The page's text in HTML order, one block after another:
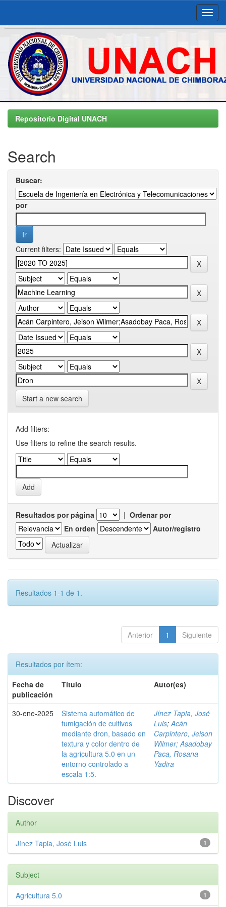
Skip
navigationRepositorio Digital UNACH
Search
Buscar:
por
Current filters:
Start a new search
Add filters:
Use filters to refine the search results.
Resultados por página | Ordenar por
En orden
Autor/registro
Resultados 1-1 de 1.
Anterior 1 Siguiente
Resultados por ítem:
Fecha de
publicación
Título Autor(es)
30-ene-2025
Sistema automático de
fumigación de cultivos
mediante dron, basado en
textura y color dentro de
la agricultura 5.0 en un
entorno controlado a
escala 1:5.
Jínez Tapia, José
Luis;Acán
Carpintero, Jeison
Wilmer; Asadobay
Paca, Rosana
Yadira
Discover
Author
1
Jínez Tapia, José Luis
Subject
1
Agricultura 5.0